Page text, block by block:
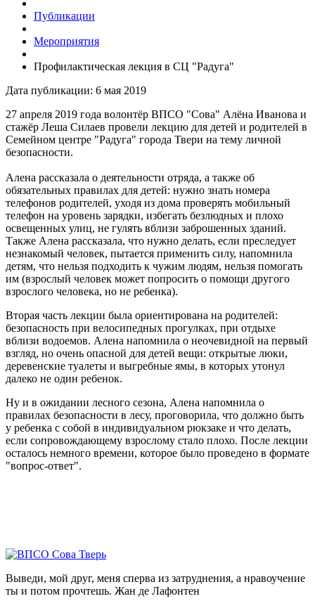
Публикации
Мероприятия
Профилактическая лекция в СЦ "Радуга"
Дата публикации: 6 мая 2019
27 апреля 2019 года волонтёр ВПСО "Сова" Алёна Иванова и
стажёр Леша Силаев провели лекцию для детей и родителей в
Семейном центре "Радуга" города Твери на тему личной
безопасности.
Алена рассказала о деятельности отряда, а также об
обязательных правилах для детей: нужно знать номера
телефонов родителей, уходя из дома проверять мобильный
телефон на уровень зарядки, избегать безлюдныx и плохо
освещенных улиц, не гулять вблизи заброшенныx зданий.
Также Алена рассказала, что нужно делать, если преследует
незнакомый человек, пытается применить силу, напомнила
детям, что нельзя подходить к чужим людям, нельзя помогать
им (взрослый человек может попросить о помощи другого
взрослого человека, но не ребенка).
Вторая часть лекции была ориентирована на родителей:
безопасность при велосипедных прогулках, при отдыхе
вблизи водоемов. Алена напомнила о неочевидной на первый
взгляд, но очень опасной для детей вещи: открытые люки,
деревенские туалеты и выгребные ямы, в которых утонул
далеко не один ребенок.
Ну и в ожидании лесного сезона, Алена напомнила о
правилах безопасности в лесу, проговорила, что должно быть
у ребенка с собой в индивидуальном рюкзаке и что делать,
если сопровождающему взрослому стало плохо. После лекции
осталось немного времени, которое было проведено в формате
"вопрос-ответ".
Выведи, мой друг, меня сперва из затруднения, а нравоучение
ты и потом прочтешь. Жан де Лафонтен